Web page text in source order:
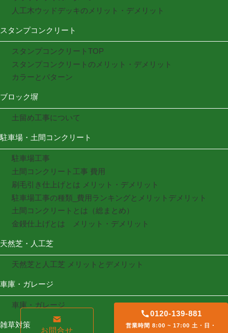
人工木ウッドデッキのメリット・デメリット
スタンプコンクリート
スタンプコンクリートTOP
スタンプコンクリートのメリット・デメリット
カラーとパターン
ブロック塀
土留め工事について
駐車場・土間コンクリート
駐車場工事
土間コンクリート工事 費用
刷毛引き仕上げとは メリット・デメリット
駐車場工事の種類_費用ランキングとメリットデメリット
土間コンクリートとは（総まとめ）
金鏝仕上げとは メリット・デメリット
天然芝・人工芝
天然芝と人工芝 メリットとデメリット
車庫・ガレージ
車庫・ガレージ
雑草対策
お問合せ
0120-139-881
営業時間 8:00 ~ 17:00 土・日・